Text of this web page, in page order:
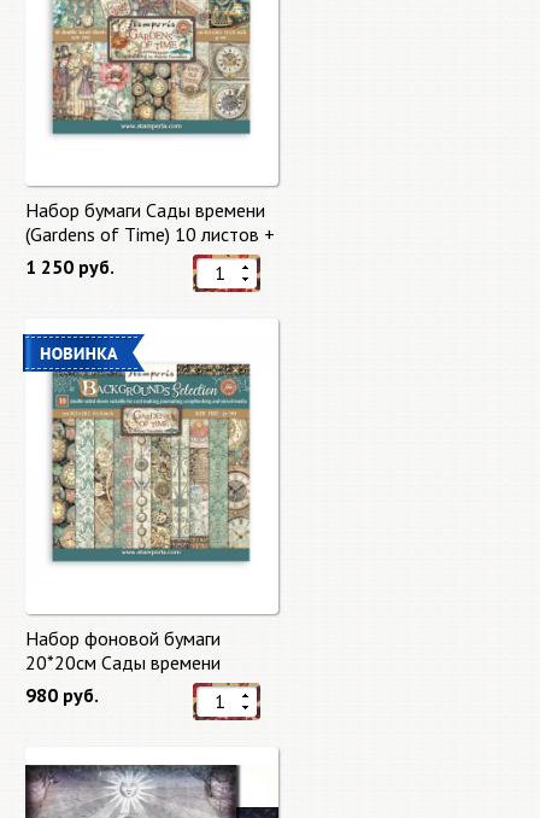
Набор бумаги Сады времени
(Gardens of Time) 10 листов +
бонус от Stamperia
1 250 руб.
Набор фоновой бумаги
20*20см Сады времени
(Gardens of Time) 10 листов +
бонус от Stamperia
980 руб.